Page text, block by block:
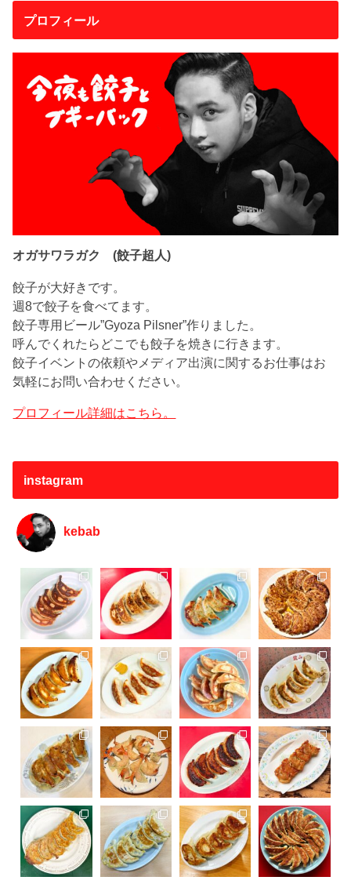
プロフィール
オガサワラガク (餃子超人)
餃子が大好きです。
週8で餃子を食べてます。
餃子専用ビール”Gyoza Pilsner”作りました。
呼んでくれたらどこでも餃子を焼きに行きます。
餃子イベントの依頼やメディア出演に関するお仕事はお
気軽にお問い合わせください。
プロフィール詳細はこちら。
instagram
kebab